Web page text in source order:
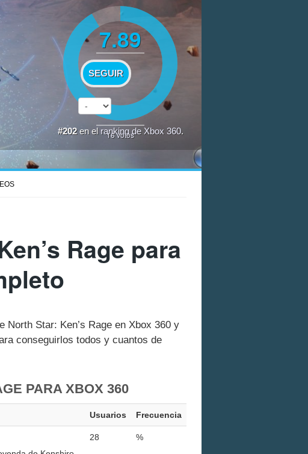
7.89
SEGUIR
16votos
#202en el ranking de Xbox 360.
Rage para
Star: Ken’s Rage en Xbox 360 y
conseguirlos todos y cuantos de
PARA XBOX 360
Usuarios Frecuencia
28 %